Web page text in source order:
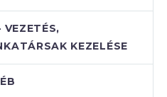
VEZETÉS,
KEZELÉSE